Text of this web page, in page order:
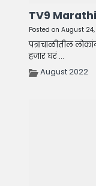
TV9 Marathi
Posted on August
पत्राचाळीतील
हजार घरं ...
August 2022